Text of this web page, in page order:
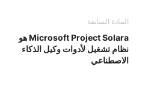
المادة السابقة
Microsoft Project Solara هو
نظام تشغيل لأدوات وكيل الذكاء
الاصطناعي